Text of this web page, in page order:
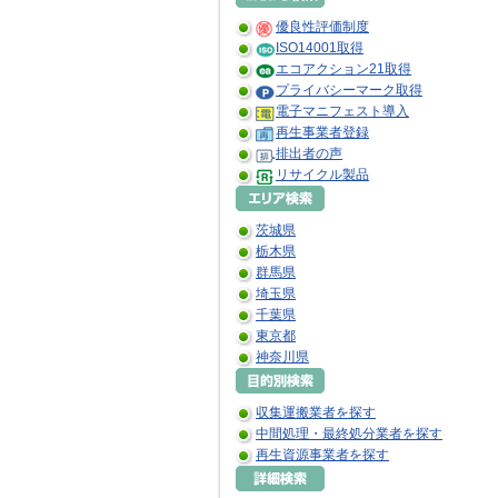
優良性評価制度
ISO14001取得
エコアクション21取得
プライバシーマーク取得
電子マニフェスト導入
再生事業者登録
排出者の声
リサイクル製品
茨城県
栃木県
群馬県
埼玉県
千葉県
東京都
神奈川県
収集運搬業者を探す
中間処理・最終処分業者を探す
再生資源事業者を探す